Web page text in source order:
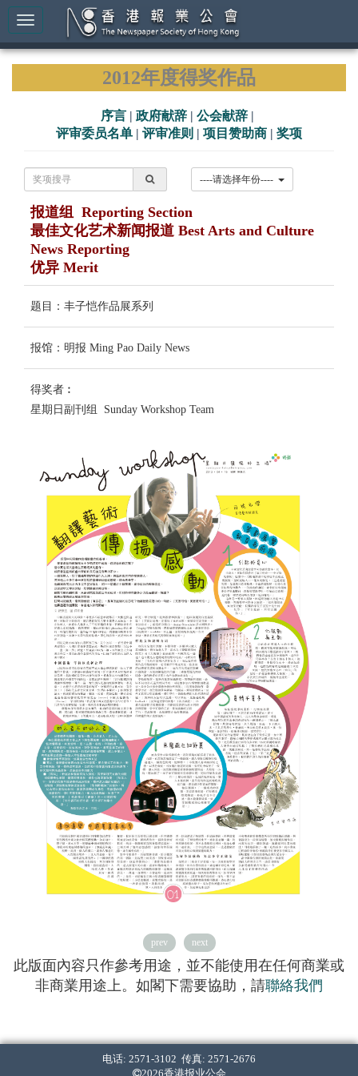
2012年度得奖作品
序言 | 政府献辞 | 公会献辞 |
评审委员名单 | 评审准则 | 项目赞助商 | 奖项
报道组 Reporting Section
最佳文化艺术新闻报道 Best Arts and Culture
News Reporting
优异 Merit
题目：丰子恺作品展系列
报馆：明报 Ming Pao Daily News
得奖者︰
星期日副刊组 Sunday Workshop Team
prev next
此版面內容只作參考用途，並不能使用在任何商業或
非商業用途上。如閣下需要協助，請聯絡我們
电话: 2571-3102 传真: 2571-2676
2026香港报业公会